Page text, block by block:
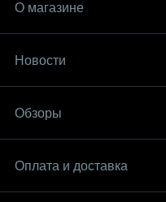
О магазине
Новости
Обзоры
Оплата и доставка